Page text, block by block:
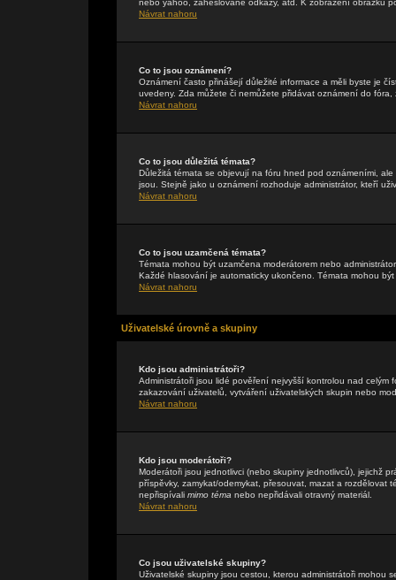
nebo yahoo, zaheslované odkazy, atd. K zobrazení obrázku
Návrat nahoru
Co to jsou oznámení?
Oznámení často přinášejí důležité informace a měli byste je
uvedeny. Zda můžete či nemůžete přidávat oznámení do
Návrat nahoru
Co to jsou důležitá témata?
Důležitá témata se objevují na fóru hned pod oznámeními,
jsou. Stejně jako u oznámení rozhoduje administrátor, kteří
Návrat nahoru
Co to jsou uzamčená témata?
Témata mohou být uzamčena moderátorem nebo
Každé hlasování je automaticky ukončeno. Témata mohou
Návrat nahoru
Uživatelské úrovně a skupiny
Kdo jsou administrátoři?
Administrátoři jsou lidé pověření nejvyšší kontrolou nad
zakazování uživatelů, vytváření uživatelských skupin nebo
Návrat nahoru
Kdo jsou moderátoři?
Moderátoři jsou jednotlivci (nebo skupiny jednotlivců), jejichž
příspěvky, zamykat/odemykat, přesouvat, mazat a rozdělovat
nepřispívali mimo téma nebo nepřidávali otravný materiál.
Návrat nahoru
Co jsou uživatelské skupiny?
Uživatelské skupiny jsou cestou, kterou administrátoři mohou